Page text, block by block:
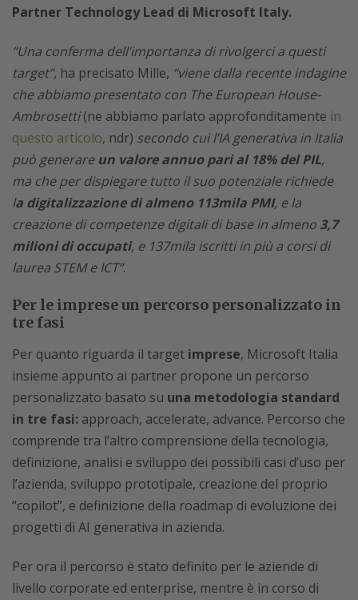
Partner Technology Lead di Microsoft Italy.
“Una conferma dell’importanza di rivolgerci a questi
target”, ha precisato Mille, “viene dalla recente indagine
che abbiamo presentato con The European House-
Ambrosetti(ne abbiamo parlato approfonditamente in
questo articolo, ndr) secondo cui l’IA generativa in Italia
può generare un valore annuo pari al 18% del PIL,
ma che per dispiegare tutto il suo potenziale richiede
la digitalizzazione di almeno 113mila PMI, e la
creazione di competenze digitali di base in almeno 3,7
milioni di occupati, e 137mila iscritti in più a corsi di
laurea STEM e ICT”.
Per le imprese un percorso personalizzato in
tre fasi
Per quanto riguarda il target imprese, Microsoft Italia
insieme appunto ai partner propone un percorso
personalizzato basato su una metodologia standard
in tre fasi: approach, accelerate, advance. Percorso che
comprende tra l’altro comprensione della tecnologia,
definizione, analisi e sviluppo dei possibili casi d’uso per
l’azienda, sviluppo prototipale, creazione del proprio
“copilot”, e definizione della roadmap di evoluzione dei
progetti di AI generativa in azienda.
Per ora il percorso è stato definito per le aziende di
livello corporate ed enterprise, mentre è in corso di